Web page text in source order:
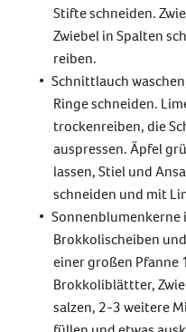
Stifte schneiden.
Zwiebel in Spalten
reiben.
Schnittlauch
Ringe schneiden.
trockenreiben, die
auspressen. Äpfel
lassen, Stiel und
schneiden und mit
Sonnenblumenkerne
Brokkolischeiben
einer großen
Brokkoliblättter,
salzen, 2-3 weitere